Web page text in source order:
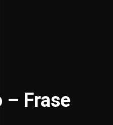
– Frase